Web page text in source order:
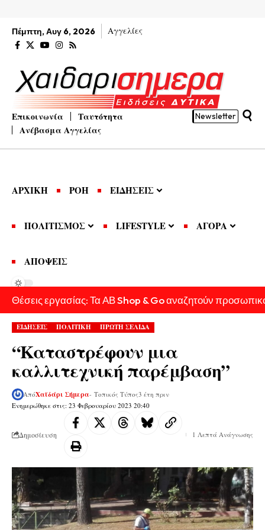
Πέμπτη, Αυγ 6, 2026 Αγγελίες
Επικοινωνία
Ταυτότητα
Ανέβασμα Αγγελίας
Newsletter
ΑΡΧΙΚΗ ΡΟΗ ΕΙΔΗΣΕΙΣ
ΠΟΛΙΤΙΣΜΟΣ LIFESTYLE ΑΓΟΡΑ
ΑΠΟΨΕΙΣ
Θέσεις εργασίας: Τα ΑΒ Shop & Go αναζητούν
ΕΙΔΗΣΕΙΣ ΠΟΛΙΤΙΚΗ ΠΡΩΤΗ ΣΕΛΙΔΑ
“Καταστρέφουν μια
καλλιτεχνική παρέμβαση”
Ενημερώθηκε στις: 23 Φεβρουαρίου 2023 20:40
ΑπόΧαϊδάρι Σήμερα- Τοπικός Τύπος3 έτη πριν
Δημοσίευση 1 Λεπτά Ανάγνωσης